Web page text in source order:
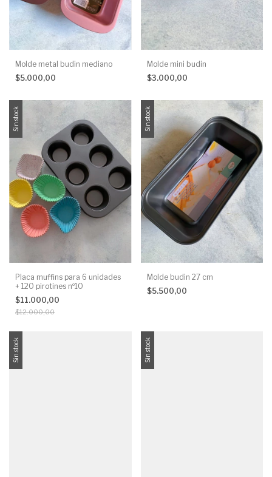
Molde metal budin mediano
$5.000,00
Molde mini budin
$3.000,00
Sin stock
Placa muffins para 6 unidades
+ 120 pirotines nº10
$11.000,00
$12.000,00
Sin stock
Molde budin 27 cm
$5.500,00
Sin stock Sin stock